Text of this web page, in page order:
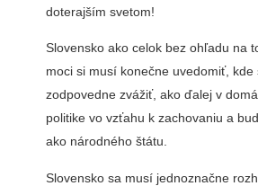
doterajším svetom!
Slovensko ako celok bez ohľadu na
moci si musí konečne uvedomiť,
zodpovedne zvážiť, ako ďalej v
politike vo vzťahu k zachovaniu a
ako národného štátu.
Slovensko sa musí jednoznačne